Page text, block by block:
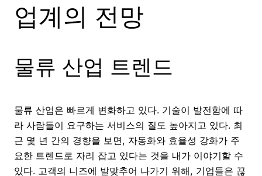
업계의 전망
물류 산업 트렌드
물류 산업은 빠르게 변화하고 있다. 기술이 발전함에 따
라 사람들이 요구하는 서비스의 질도 높아지고 있다. 최
근 몇 년 간의 경향을 보면, 자동화와 효율성 강화가 주
요한 트렌드로 자리 잡고 있다는 것을 내가 이야기할 수
있다. 고객의 니즈에 발맞추어 나가기 위해, 기업들은 끊